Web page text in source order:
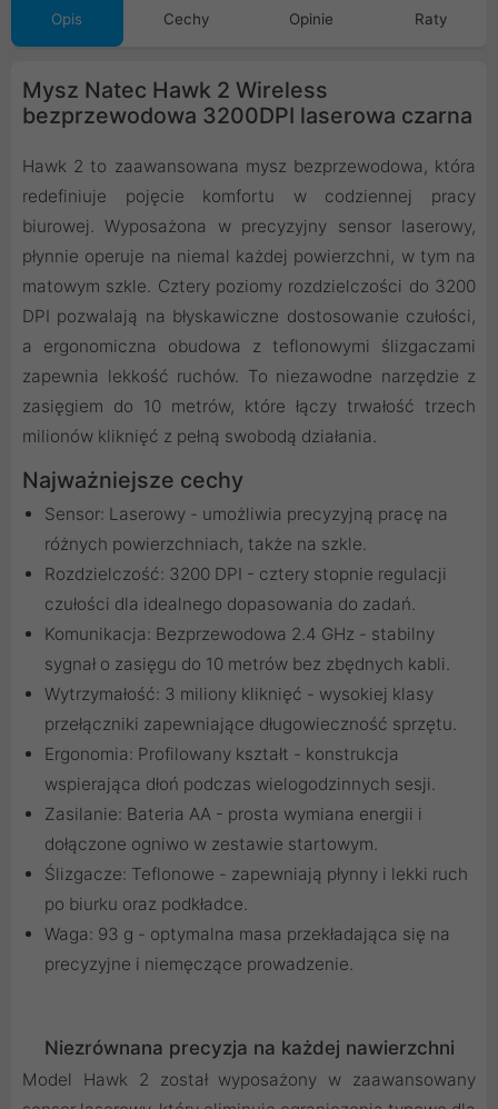
Opis Cechy Opinie Raty
Mysz Natec Hawk 2 Wireless
bezprzewodowa 3200DPI laserowa czarna
Hawk 2 to zaawansowana mysz bezprzewodowa, która
redefiniuje pojęcie komfortu w codziennej pracy
biurowej. Wyposażona w precyzyjny sensor laserowy,
płynnie operuje na niemal każdej powierzchni, w tym na
matowym szkle. Cztery poziomy rozdzielczości do 3200
DPI pozwalają na błyskawiczne dostosowanie czułości,
a ergonomiczna obudowa z teflonowymi ślizgaczami
zapewnia lekkość ruchów. To niezawodne narzędzie z
zasięgiem do 10 metrów, które łączy trwałość trzech
milionów kliknięć z pełną swobodą działania.
Najważniejsze cechy
Sensor: Laserowy - umożliwia precyzyjną pracę na
różnych powierzchniach, także na szkle.
Rozdzielczość: 3200 DPI - cztery stopnie regulacji
czułości dla idealnego dopasowania do zadań.
Komunikacja: Bezprzewodowa 2.4 GHz - stabilny
sygnał o zasięgu do 10 metrów bez zbędnych kabli.
Wytrzymałość: 3 miliony kliknięć - wysokiej klasy
przełączniki zapewniające długowieczność sprzętu.
Ergonomia: Profilowany kształt - konstrukcja
wspierająca dłoń podczas wielogodzinnych sesji.
Zasilanie: Bateria AA - prosta wymiana energii i
dołączone ogniwo w zestawie startowym.
Ślizgacze: Teflonowe - zapewniają płynny i lekki ruch
po biurku oraz podkładce.
Waga: 93 g - optymalna masa przekładająca się na
precyzyjne i niemęczące prowadzenie.
Niezrównana precyzja na każdej nawierzchni
Model Hawk 2 został wyposażony w zaawansowany